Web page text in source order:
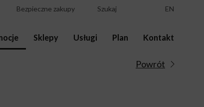
Bezpieczne zakupy Szukaj EN
Sklepy Usługi Plan Kontakt
Powrót